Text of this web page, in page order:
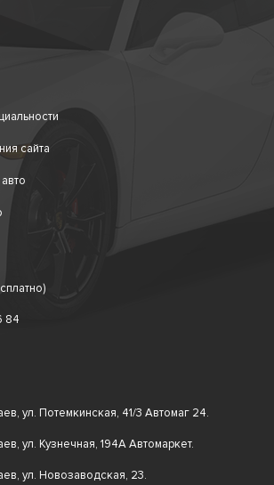
сайта
84
ул. Потемкинская, 41/3 Автомаг 24.
ул. Кузнечная, 194А Автомаркет.
ул. Новозаводская, 23.